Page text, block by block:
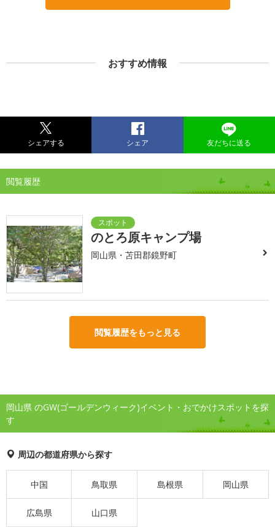
おすすめ情報
シェアする シェア 友だちに送る
閲覧履歴
のとろ原キャンプ場
岡山県・苫田郡鏡野町
閲覧履歴をもっと見る
岡山県 のGW(ゴールデンウィーク)イベント・おでかけスポットを探
す
周辺の都道府県から探す
中国 鳥取県 島根県 岡山県
広島県 山口県